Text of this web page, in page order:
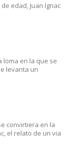
edad, Juan Ignac
loma en la que se
levanta un
convirtiera en la
el relato de un via